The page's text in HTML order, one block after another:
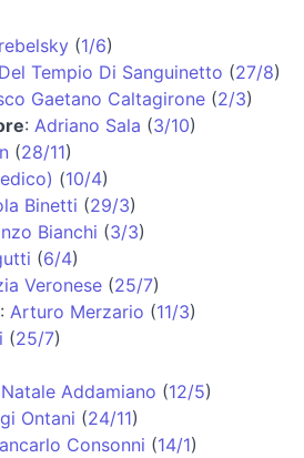
(1/6)
Tempio Di Sanguinetto (27/8)
Gaetano Caltagirone (2/3)
: Adriano Sala (3/10)
(28/11)
(10/4)
Binetti (29/3)
Bianchi (3/3)
(6/4)
Veronese (25/7)
: Arturo Merzario (11/3)
(25/7)
Natale Addamiano (12/5)
Ontani (24/11)
Consonni (14/1)